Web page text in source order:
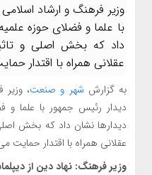
وزیر فرهنگ و ارشاد
با علما و فضلای حوزه
داد که بخش‌ اصلی و
عقلانی همراه با اقتدار
به گزارش شهر و صنعت، وزیر
دیدار رئیس جمهور با علما
دیدارها نشان داد که بخش‌ اصلی
عقلانی همراه با اقتدار حمایت
وزیر فرهنگ: نهاد دین از